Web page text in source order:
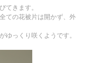
てきます。
ての花被片は開かず、外
ゆっくり咲くようです。